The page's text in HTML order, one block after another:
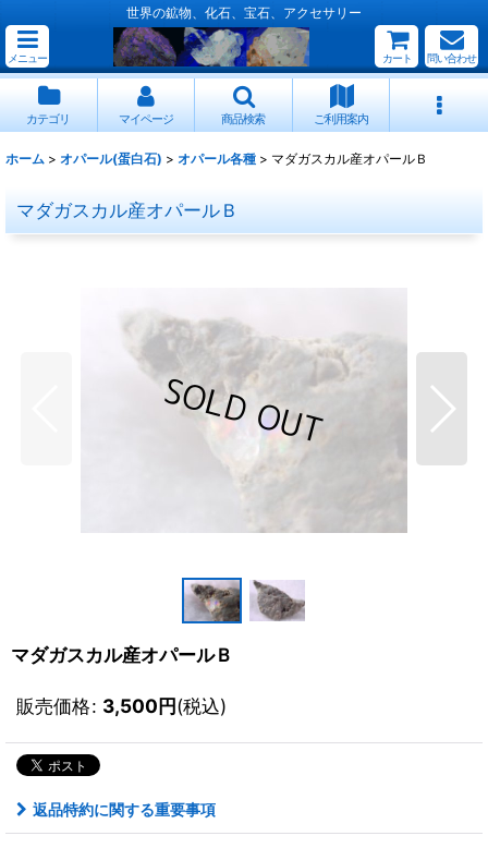
世界の鉱物、化石、宝石、アクセサリー
メニュー カート 問い合わせ
カテゴリ マイページ 商品検索 ご利用案内
ホーム > オパール(蛋白石) > オパール各種 > マダガスカル産オパールＢ
マダガスカル産オパールＢ
マダガスカル産オパールＢ
販売価格: 3,500円(税込)
返品特約に関する重要事項